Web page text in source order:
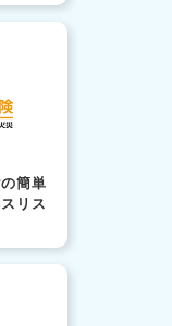
簡単
リス